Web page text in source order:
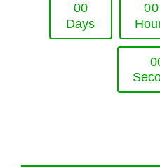
00
Days
00
0